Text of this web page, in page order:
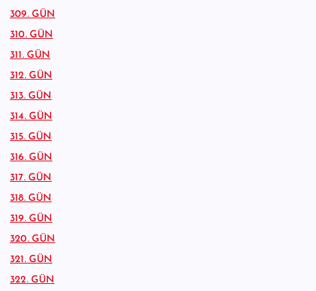
309. GÜN
310. GÜN
311. GÜN
312. GÜN
313. GÜN
314. GÜN
315. GÜN
316. GÜN
317. GÜN
318. GÜN
319. GÜN
320. GÜN
321. GÜN
322. GÜN